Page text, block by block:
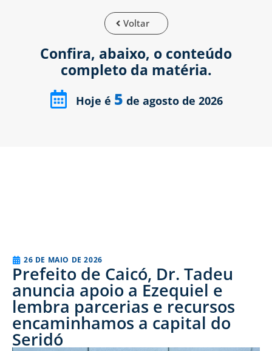
Voltar
Confira, abaixo, o conteúdo
completo da matéria.
Hoje é 5 de agosto de 2026
26 DE MAIO DE 2026
Prefeito de Caicó, Dr. Tadeu
anuncia apoio a Ezequiel e
lembra parcerias e recursos
encaminhamos a capital do
Seridó